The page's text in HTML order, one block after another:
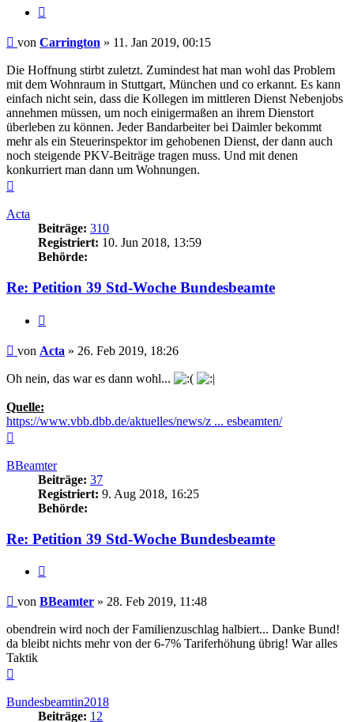
Beitrag
von Carrington » 11. Jan 2019, 00:15
Die Hoffnung stirbt zuletzt. Zumindest hat man wohl das Problem
mit dem Wohnraum in Stuttgart, München und co erkannt. Es kann
einfach nicht sein, dass die Kollegen im mittleren Dienst Nebenjobs
annehmen müssen, um noch einigermaßen an ihrem Dienstort
überleben zu können. Jeder Bandarbeiter bei Daimler bekommt
mehr als ein Steuerinspektor im gehobenen Dienst, der dann auch
noch steigende PKV-Beiträge tragen muss. Und mit denen
konkurriert man dann um Wohnungen.
Acta
Beiträge: 310
Registriert: 10. Jun 2018, 13:59
Behörde:
Re: Petition 39 Std-Woche Bundesbeamte
Beitrag
von Acta » 26. Feb 2019, 18:26
Oh nein, das war es dann wohl...
Quelle:
https://www.vbb.dbb.de/aktuelles/news/z ... esbeamten/
BBeamter
Beiträge: 37
Registriert: 9. Aug 2018, 16:25
Behörde:
Re: Petition 39 Std-Woche Bundesbeamte
Beitrag
von BBeamter » 28. Feb 2019, 11:48
obendrein wird noch der Familienzuschlag halbiert... Danke Bund!
da bleibt nichts mehr von der 6-7% Tariferhöhung übrig! War alles
Taktik
Bundesbeamtin2018
Beiträge: 12